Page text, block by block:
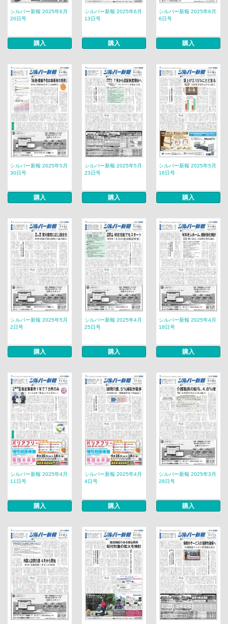
シルバー新報 2025年6月
20日号
購入
シルバー新報 2025年6月
13日号
購入
シルバー新報 2025年6月
6日号
購入
シルバー新報 2025年5月
30日号
購入
シルバー新報 2025年5月
23日号
購入
シルバー新報 2025年5月
16日号
購入
シルバー新報 2025年5月
2日号
購入
シルバー新報 2025年4月
25日号
購入
シルバー新報 2025年4月
18日号
購入
シルバー新報 2025年4月
11日号
購入
シルバー新報 2025年4月
4日号
購入
シルバー新報 2025年3月
28日号
購入